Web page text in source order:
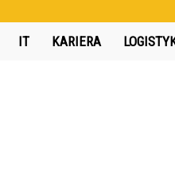
IT KARIERA